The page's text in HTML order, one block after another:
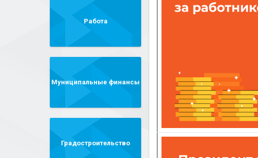
Работа
Муниципальные финансы
Градостроительство